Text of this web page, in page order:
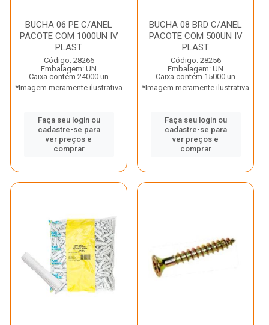
BUCHA 06 PE C/ANEL
PACOTE COM 1000UN IV
PLAST
Código: 28266
Embalagem: UN
Caixa contém 24000 un
*Imagem meramente ilustrativa
Faça seu login ou
cadastre-se para
ver preços e
comprar
BUCHA 08 BRD C/ANEL
PACOTE COM 500UN IV
PLAST
Código: 28256
Embalagem: UN
Caixa contém 15000 un
*Imagem meramente ilustrativa
Faça seu login ou
cadastre-se para
ver preços e
comprar